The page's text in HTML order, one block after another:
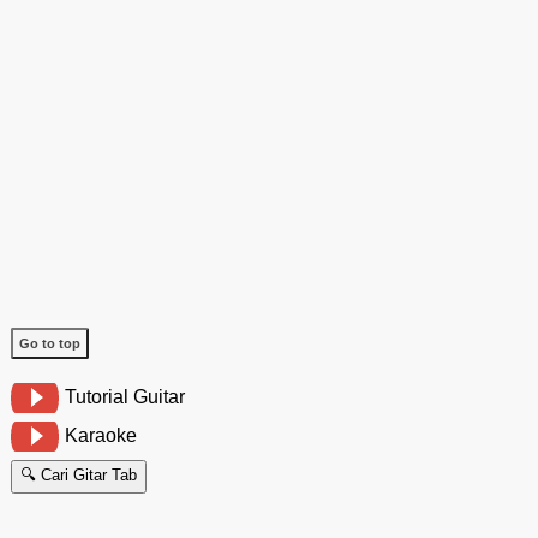
Go to top
Tutorial Guitar
Karaoke
🔍 Cari Gitar Tab